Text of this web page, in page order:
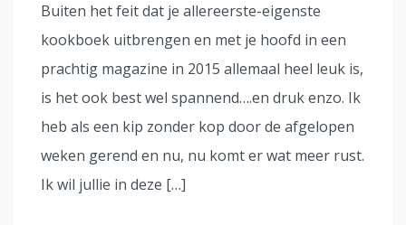
Buiten het feit dat je allereerste-eigenste
kookboek uitbrengen en met je hoofd in een
prachtig magazine in 2015 allemaal heel leuk is,
is het ook best wel spannend….en druk enzo. Ik
heb als een kip zonder kop door de afgelopen
weken gerend en nu, nu komt er wat meer rust.
Ik wil jullie in deze […]